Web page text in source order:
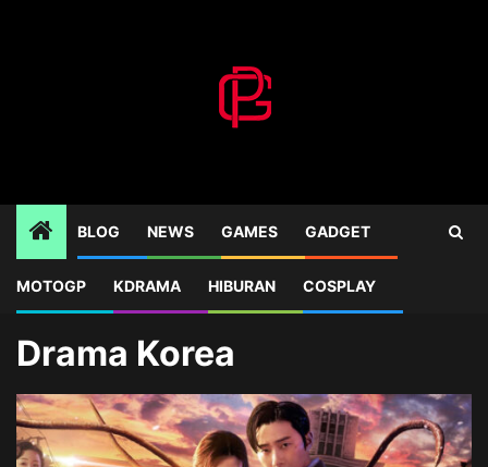
BLOG NEWS GAMES GADGET
MOTOGP KDRAMA HIBURAN COSPLAY
Home Blog Drama Korea
Drama Korea